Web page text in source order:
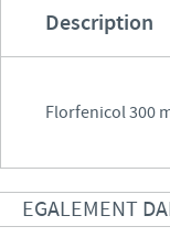
Description
Florfenicol 300
EGALEMENT